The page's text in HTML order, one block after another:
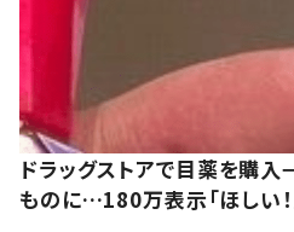
ドラッグストアで目薬を購
ものに…180万表示「ほしい！」